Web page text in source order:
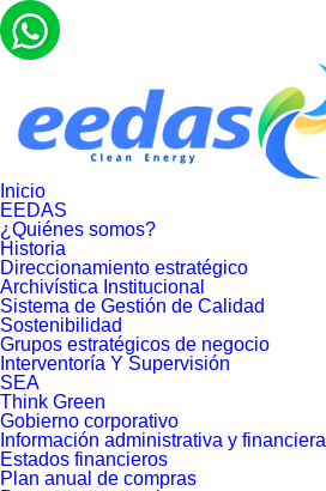
Inicio
EEDAS
¿Quiénes somos?
Historia
Direccionamiento estratégico
Archivística Institucional
Sistema de Gestión de Calidad
Sostenibilidad
Grupos estratégicos de negocio
Interventoría Y Supervisión
SEA
Think Green
Gobierno corporativo
Información administrativa y financiera
Estados financieros
Plan anual de compras